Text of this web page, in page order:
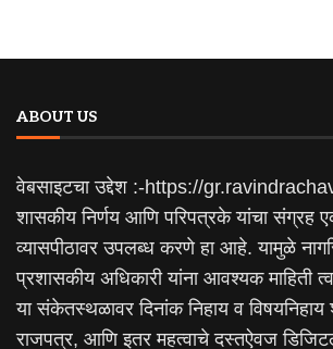
ABOUT US
वेबसाइटचा उद्देश :-https://
शासकीय निर्णय आणि परिपत्रके यांचा संग्रह
व्यासपीठावर उपलब्ध करणे हा आहे. यामुळे
प्रशासकीय अधिकारी यांना आवश्यक माहिती
या संकेतस्थळावर दिनांक निहाय व विषयनिहाय
राजपत्र, आणि इतर महत्वाचे दस्तऐवज